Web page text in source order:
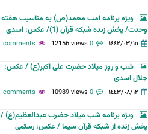
ح
ث
ویژه برنامه امت محمد(ص) به مناسبت هفته
وحدت/ پخش زنده شبکه قرآن (1)/ عکس: اسدی
١٤٤٢/٠٣/١٥ 0 comments
12156 views
شب و روز میلاد حضرت علی اکبر(ع) / عکس:
جلال اسدی
١٤٤٣/٠٨/١٢ 0 comments
10989 views
ویژه برنامه شب میلاد حضرت عبدالعظیم(ع) /
پخش زنده از شبکه قرآن سیما / عکس: رستمی